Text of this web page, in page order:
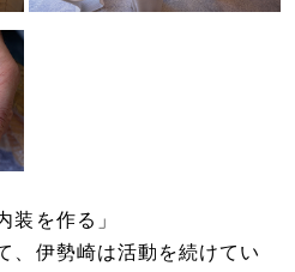
装を作る」
、伊勢崎は活動を続けてい